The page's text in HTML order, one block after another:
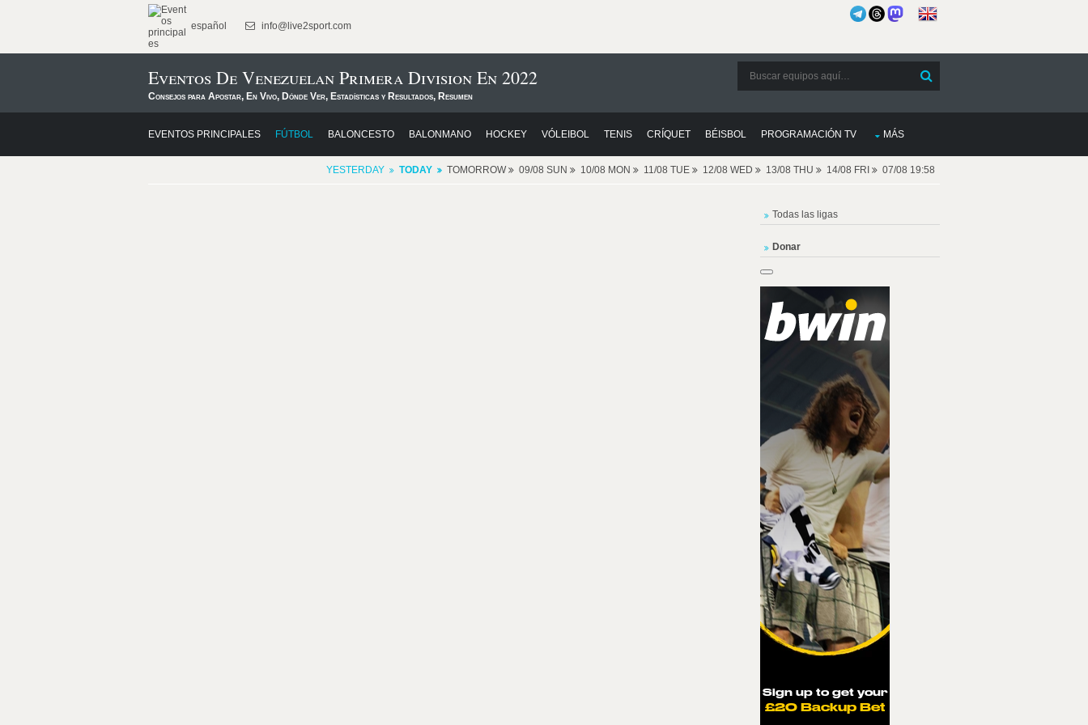
español info@live2sport.com
Eventos De Venezuelan Primera Division En 2022
Consejos para Apostar, En Vivo, Dónde Ver, Estadísticas y Resultados, Resumen
EVENTOS PRINCIPALES FÚTBOL BALONCESTO BALONMANO HOCKEY VÓLEIBOL TENIS CRÍQUET BÉISBOL PROGRAMACIÓN TV MÁS
YESTERDAY TODAY TOMORROW 09/08 SUN 10/08 MON 11/08 TUE 12/08 WED 13/08 THU 14/08 FRI 07/08 19:58
Todas las ligas
Donar